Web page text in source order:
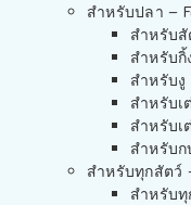
สำหรับปลา –
สำหรับ
สำหรับกิ้
สำหรับงู
สำหรับเ
สำหรับเ
สำหรับก
สำหรับทุกสัตว์
สำหรับ